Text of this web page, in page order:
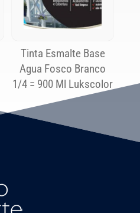
Tinta Esmalte Base
Agua Fosco Branco
1/4 = 900 Ml Lukscolor